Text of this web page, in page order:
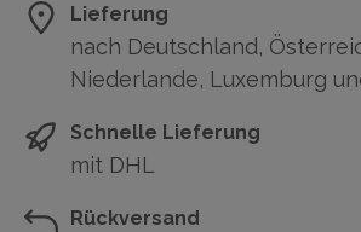
Lieferung
nach Deutschland,
Niederlande, Luxemburg
Schnelle Lieferung
mit DHL
Rückversand